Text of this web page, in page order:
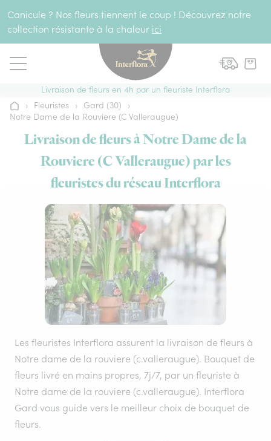
Canicule ? Nos fleurs tiennent le coup ! Découvrez notre
collection résistante à la chaleur ici
Livraison de fleurs en 4h par un fleuriste Interflora
Accueil
› Fleuristes › Gard (30)
›
Notre Dame de la Rouviere (C Valleraugue)
Livraison de fleurs à Notre Dame de la
Rouviere (C Valleraugue) par les
fleuristes du réseau Interflora
Les fleuristes Interflora assurent la livraison de fleurs à
Notre dame de la rouviere (c.valleraugue). Bouquet de
fleurs livré en mains propres, 7j/7, par un fleuriste à
Notre dame de la rouviere (c.valleraugue). Interflora
Gard vous guide vers le meilleur choix de bouquet de
fleurs.